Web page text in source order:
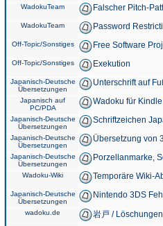
WadokuTeam Falscher Pitch-
WadokuTeam Password
Off-Topic/Sonstiges Free Software
Off-Topic/Sonstiges Exekution
Japanisch-Deutsche
Übersetzungen
Unterschrift auf
Japanisch auf
PC/PDA
Wadoku für Kindle
Japanisch-Deutsche
Übersetzungen
Schriftzeichen
Japanisch-Deutsche
Übersetzungen
Übersetzung von
Japanisch-Deutsche
Übersetzungen
Porzellanmarke,
Wadoku-Wiki Temporäre Wiki-
Japanisch-Deutsche
Übersetzungen
Nintendo 3DS
wadoku.de 岩戸 /